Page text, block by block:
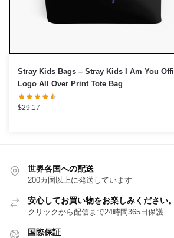
Stray Kids Bags – Stray Kids I Am You
Logo All Over Print Tote Bag
$29.17
世界各国への配送
200カ国以上に発送しています
安心してお買い物をお楽しみください。
クリックから配信まで24時間365日保護
国際保証